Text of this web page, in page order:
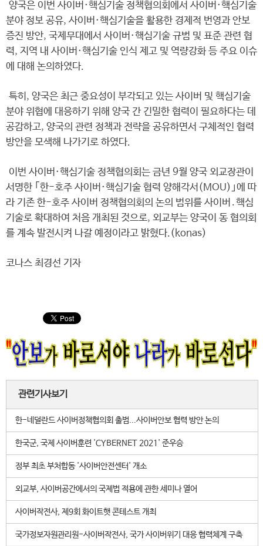
양국은 이번 사이버·핵심기술 정책협의회에서 사이버·핵심기술
분야 정보 공유, 사이버·핵심기술을 활용한 경제적 번영과 안보
증진 방안, 국제무대에서 사이버·핵심기술 규범 및 표준 관련 협
력, 지역 내 사이버·핵심기술 인식 제고 및 역량강화 등 주요 이슈
에 대해 논의하였다.
특히, 양국은 최근 중요성이 부각되고 있는 사이버 및 핵심기술
분야 위협에 대응하기 위해 양국 간 긴밀한 협력이 필요하다는 데
공감하고, 양국의 관련 정책과 전략을 공유하면서 구체적인 협력
방안을 모색해 나가기로 하였다.
이번 사이버·핵심기술 정책협의회는 금년 9월 양국 외교장관이
서명한 ｢한-호주 사이버·핵심기술 협력 양해각서(MOU)｣에 따
라 기존 한-호주 사이버 정책협의회의 논의 범위를 사이버․핵심
기술로 확대하여 처음 개최된 것으로, 외교부는 양국이 동 협의회
를 계속 발전시켜 나갈 예정이라고 밝혔다.(konas)
코나스 최경선 기자
관련기사보기
한-네덜란드 사이버정책협의회 출범...사이버안보 협력 방안 논의
한국군, 국제 사이버훈련 'CYBERNET 2021' 준우승
정부 최초 부처합동 '사이버안전센터' 개소
외교부, 사이버공간에서의 국제법 적용에 관한 세미나 열어
사이버작전사, 제9회 화이트햇 콘테스트 개최
국가정보자원관리원-사이버작전사, 국가 사이버위기 대응 협력체계 구축